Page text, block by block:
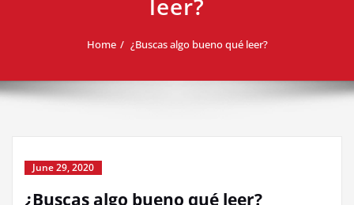
leer?
Home ¿Buscas algo bueno qué leer?
June 29, 2020
¿Buscas algo bueno qué leer?